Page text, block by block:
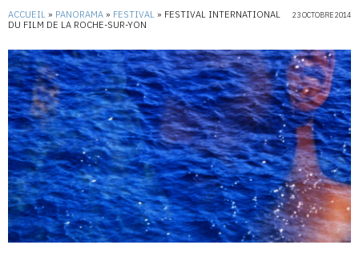
ACCUEIL » PANORAMA » FESTIVAL » FESTIVAL INTERNATIONAL
DU FILM DE LA ROCHE-SUR-YON
23 OCTOBRE 2014